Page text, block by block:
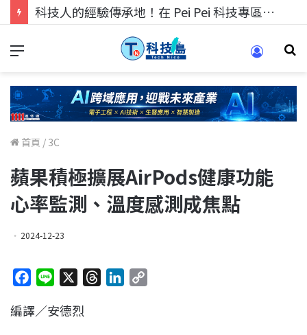
科技人找工作，就到TECH+ 科技專區!
首頁 / 3C
蘋果積極擴展AirPods健康功能
心率監測、溫度感測成焦點
2024-12-23
c
n
編譯／安德烈